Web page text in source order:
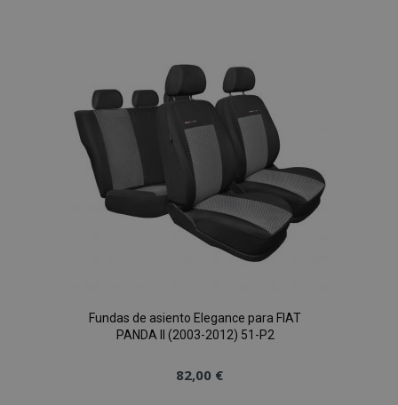
Deseos
Fundas de asiento Elegance para FIAT
PANDA II (2003-2012) 51-P2
82,00 €